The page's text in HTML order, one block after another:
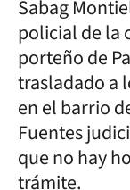
Sabag
policial de la
porteño de
trasladado a
en el barrio
Fuentes
que no hay
trámite.